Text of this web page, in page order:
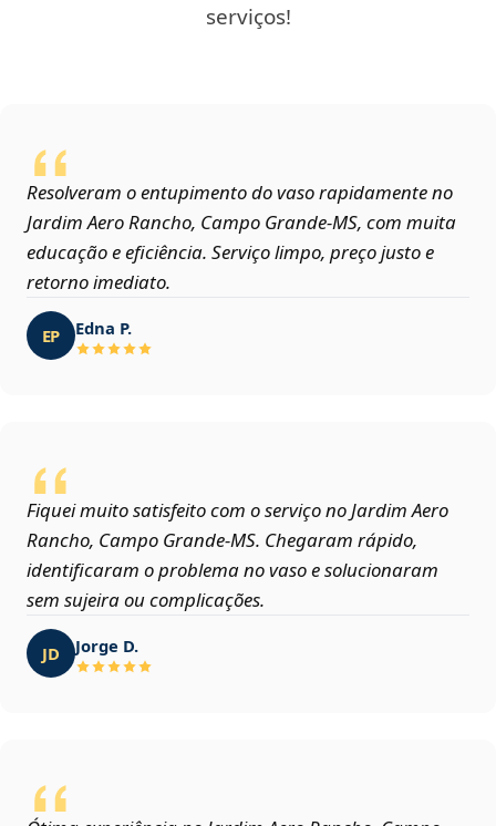
serviços!
Resolveram o entupimento do vaso rapidamente no
Jardim Aero Rancho, Campo Grande‑MS, com muita
educação e eficiência. Serviço limpo, preço justo e
retorno imediato.
EP Edna P.
Fiquei muito satisfeito com o serviço no Jardim Aero
Rancho, Campo Grande‑MS. Chegaram rápido,
identificaram o problema no vaso e solucionaram
sem sujeira ou complicações.
JD Jorge D.